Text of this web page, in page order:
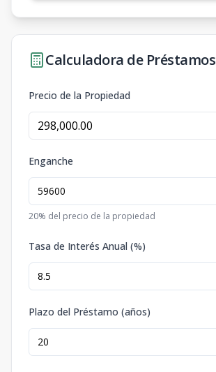
Calculadora de Préstamos
Precio de la Propiedad
Enganche
20% del precio de la propiedad
Tasa de Interés Anual (%)
Plazo del Préstamo (años)